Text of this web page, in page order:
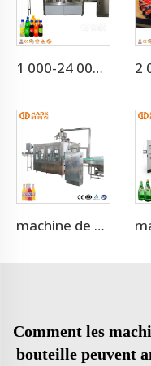
1 000-24 000 BPH Machine de Remplissage pour Boissons Gazéifiées et Sodas
machine de remplissage de jus en bouteilles de verre de 500 ml, 3500 BPH
Comment les
bouteille peuvent